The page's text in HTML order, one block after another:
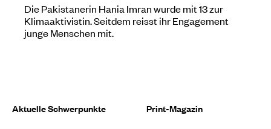
Die Pakistanerin Hania Imran wurde mit 13 zur
Klimaaktivistin. Seitdem reisst ihr Engagement
junge Menschen mit.
Aktuelle Schwerpunkte Print-Magazin